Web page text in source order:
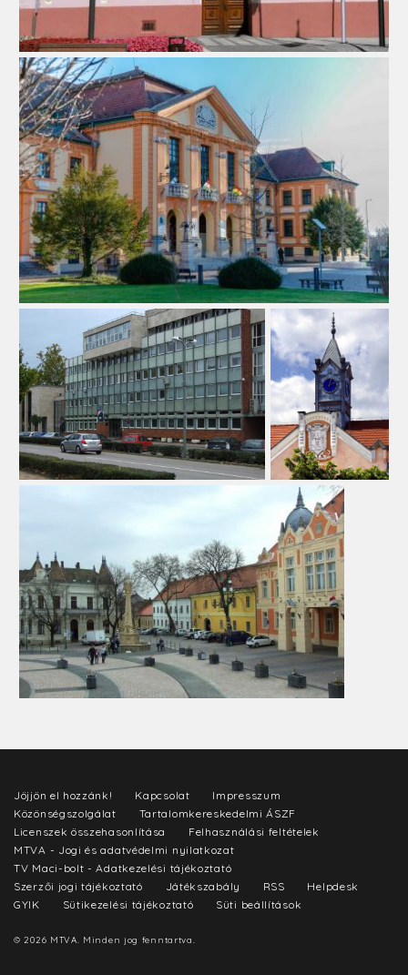
Jöjjön el hozzánk! Kapcsolat
Impresszum
Közönségszolgálat
Tartalomkereskedelmi ÁSZF
Licenszek összehasonlítása
Felhasználási feltételek
MTVA - Jogi és adatvédelmi nyilatkozat
TV Maci-bolt - Adatkezelési tájékoztató
Szerzői jogi tájékoztató
Játékszabály RSS
Helpdesk
GYIK
Sütikezelési tájékoztató Süti beállítások
© 2026 MTVA. Minden jog fenntartva.